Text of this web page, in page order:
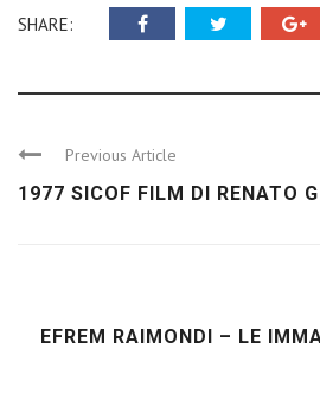
SHARE:
Previous Article
1977 SICOF FILM DI RENATO
EFREM RAIMONDI – LE